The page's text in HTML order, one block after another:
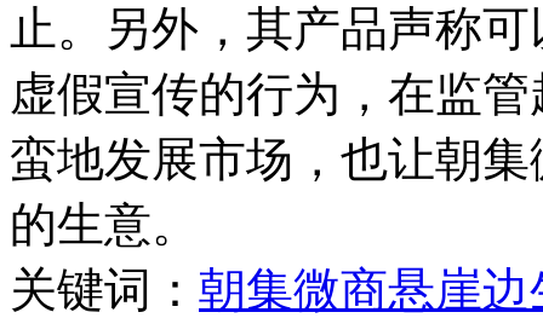
止。另外，其产品声称
虚假宣传的行为，在监
蛮地发展市场，也让朝
的生意。
关键词： 朝集微商悬崖边